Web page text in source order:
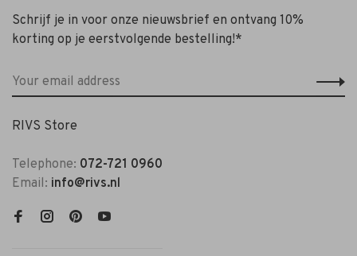
Schrijf je in voor onze nieuwsbrief en ontvang 10%
korting op je eerstvolgende bestelling!*
RIVS Store
Telephone: 072-721 0960
Email: info@rivs.nl